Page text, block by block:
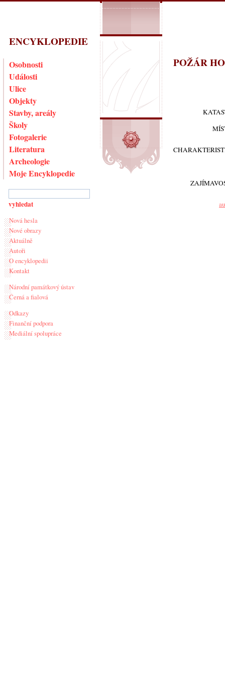
ENCYKLOPEDIE
Osobnosti
Události
Ulice
Objekty
Stavby, areály
Školy
Fotogalerie
Literatura
Archeologie
Moje Encyklopedie
Nová hesla
Nové obrazy
Aktuálně
Autoři
O encyklopedii
Kontakt
Národní památkový ústav
Černá a fialová
Odkazy
Finanční podpora
Mediální spolupráce
POŽÁR